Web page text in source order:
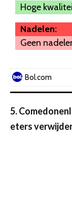
Hoge
Nadelen:
Geen
Bol.com
5.
eters